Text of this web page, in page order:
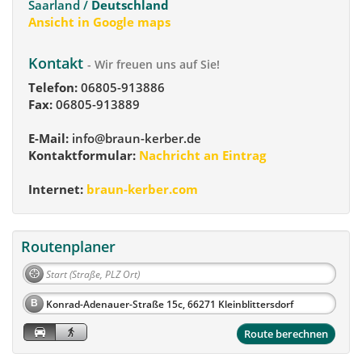
Saarland / Deutschland
Ansicht in Google maps
Kontakt - Wir freuen uns auf Sie!
Telefon: 06805-913886
Fax: 06805-913889
E-Mail: info@braun-kerber.de
Kontaktformular: Nachricht an Eintrag
Internet: braun-kerber.com
Routenplaner
B
Route berechnen